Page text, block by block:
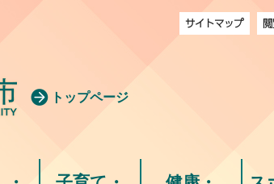
トップページ
サイトマップ